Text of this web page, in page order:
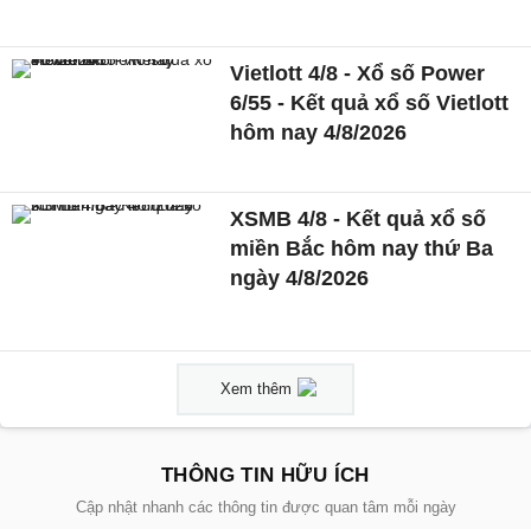
Vietlott 4/8 - Xổ số Power
6/55 - Kết quả xổ số Vietlott
hôm nay 4/8/2026
XSMB 4/8 - Kết quả xổ số
miền Bắc hôm nay thứ Ba
ngày 4/8/2026
Xem thêm
THÔNG TIN HỮU ÍCH
Cập nhật nhanh các thông tin được quan tâm mỗi ngày